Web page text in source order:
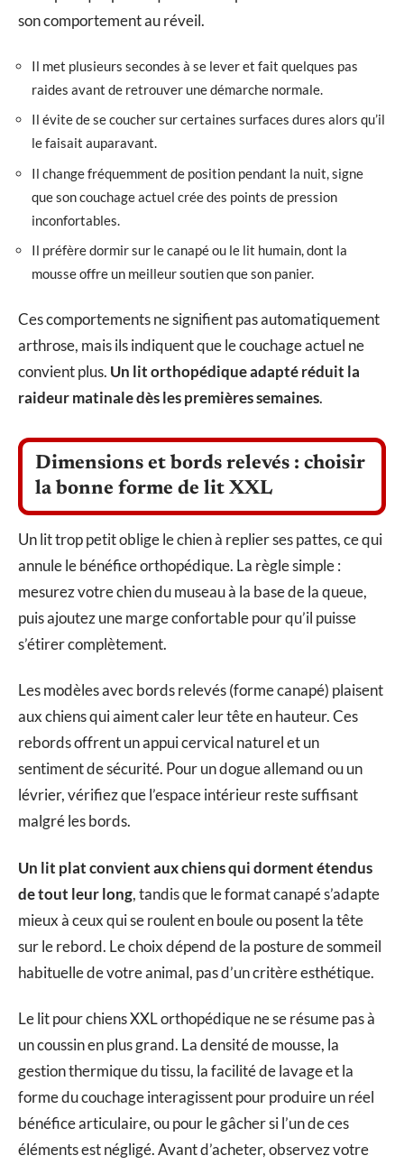
son comportement au réveil.
Il met plusieurs secondes à se lever et fait quelques pas
raides avant de retrouver une démarche normale.
Il évite de se coucher sur certaines surfaces dures alors qu’il
le faisait auparavant.
Il change fréquemment de position pendant la nuit, signe
que son couchage actuel crée des points de pression
inconfortables.
Il préfère dormir sur le canapé ou le lit humain, dont la
mousse offre un meilleur soutien que son panier.
Ces comportements ne signifient pas automatiquement
arthrose, mais ils indiquent que le couchage actuel ne
convient plus. Un lit orthopédique adapté réduit la
raideur matinale dès les premières semaines.
Dimensions et bords relevés : choisir
la bonne forme de lit XXL
Un lit trop petit oblige le chien à replier ses pattes, ce qui
annule le bénéfice orthopédique. La règle simple :
mesurez votre chien du museau à la base de la queue,
puis ajoutez une marge confortable pour qu’il puisse
s’étirer complètement.
Les modèles avec bords relevés (forme canapé) plaisent
aux chiens qui aiment caler leur tête en hauteur. Ces
rebords offrent un appui cervical naturel et un
sentiment de sécurité. Pour un dogue allemand ou un
lévrier, vérifiez que l’espace intérieur reste suffisant
malgré les bords.
Un lit plat convient aux chiens qui dorment étendus
de tout leur long, tandis que le format canapé s’adapte
mieux à ceux qui se roulent en boule ou posent la tête
sur le rebord. Le choix dépend de la posture de sommeil
habituelle de votre animal, pas d’un critère esthétique.
Le lit pour chiens XXL orthopédique ne se résume pas à
un coussin en plus grand. La densité de mousse, la
gestion thermique du tissu, la facilité de lavage et la
forme du couchage interagissent pour produire un réel
bénéfice articulaire, ou pour le gâcher si l’un de ces
éléments est négligé. Avant d’acheter, observez votre